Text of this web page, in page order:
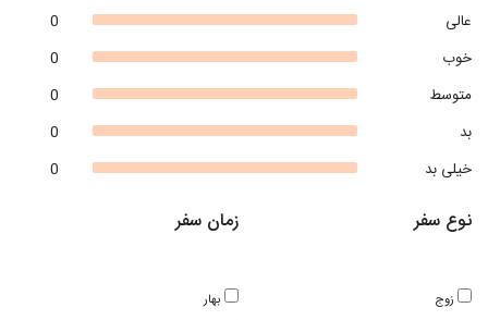
0
عالی
0
خوب
0
متوسط
0
بد
0
خیلی بد
زمان سفر
بهار
نوع سفر
زوج